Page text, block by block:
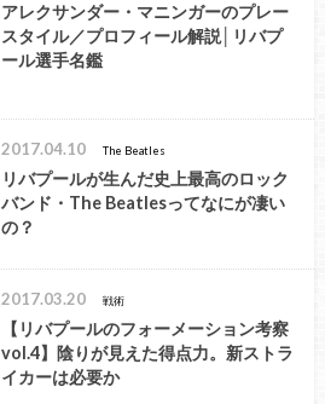
アレクサンダー・マニンガーのプレー
スタイル／プロフィール解説│リバプ
ール選手名鑑
2017.04.10 The Beatles
リバプールが生んだ史上最高のロック
バンド・The Beatlesってなにが凄い
の？
2017.03.20 戦術
【リバプールのフォーメーション考察
vol.4】陰りが見えた得点力。新ストラ
イカーは必要か